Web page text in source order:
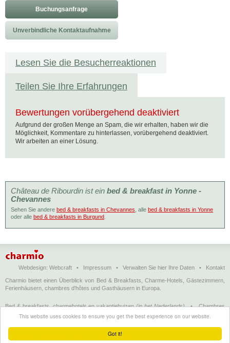
Got it!
This website uses cookies to ensure you get the best experience on our website.
Buchungsanfrage
Unverbindliche Kontaktaufnahme
Lesen Sie die Besucherreaktionen
Teilen Sie Ihre Erfahrungen
Bewertungen vorübergehend deaktiviert
Aufgrund der großen Menge an Spam, die wir erhalten, haben wir die
Möglichkeit, Kommentare zu hinterlassen, vorübergehend deaktiviert.
Wir arbeiten an einer Lösung.
Château de Ribourdin ist ein bed & breakfast in Yonne -
Chevannes
Sehen Sie andere bed & breakfasts in Chevannes , alle bed & breakfasts in Yonne
oder alle bed & breakfasts in Burgund
Webdesign: Webcraft • Impressum • Verwalten Sie hier Ihre Daten • Kontakt
Charmio bietet einen Überblick von Bed & Breakfasts, Charme-Hotels, Gästezimmern,
Ferienhäusern, chambres d'hôtes und Gasthäusern in Europa.
Bed & breakfasts, charmehotels en vakantiehuizen (in het Nederlands)•Chambres
d'hôtes, hôtels de charme et logements de vacances
(en français) •
breakfasts, charming hotels and holiday accommodations
Breakfast, Charme-Hotels und Ferienhäuser (auf Deutsch)•Bed & breakfast, hoteles
(en Enspañol)